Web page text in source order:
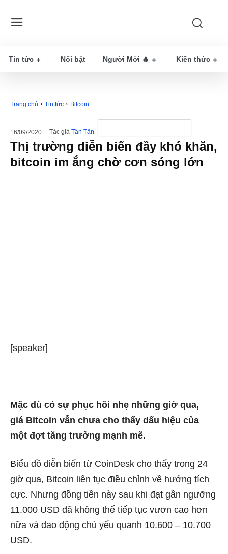
Tin tức Nổi bật Người Mới 🔥 Kiến thức
Trang chủ Tin tức Bitcoin
16/09/2020 Tác giả Tân Tân
Thị trường diễn biến đầy khó khăn,
bitcoin im ắng chờ cơn sóng lớn
[speaker]
Mặc dù có sự phục hồi nhẹ những giờ qua,
giá Bitcoin vẫn chưa cho thấy dấu hiệu của
một đợt tăng trưởng mạnh mẽ.
Biểu đồ diễn biến từ CoinDesk cho thấy trong 24
giờ qua, Bitcoin liên tục điều chỉnh về hướng tích
cực. Nhưng đồng tiền này sau khi đạt gần ngưỡng
11.000 USD đã không thể tiếp tục vươn cao hơn
nữa và dao động chủ yếu quanh 10.600 – 10.700
USD.